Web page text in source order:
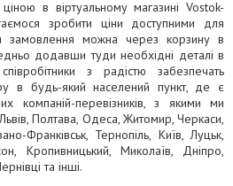
в віртуальному магазині Vostok-
зробити ціни доступними для
замовлення можна через корзину в
додавши туди необхідні деталі в
з радістю забезпечать
в будь-який населений пункт, де є
компаній-перевізників, з якими ми
Полтава, Одеса, Житомир, Черкаси,
Франківськ, Тернопіль, Київ, Луцьк,
Кропивницький, Миколаїв, Дніпро,
та інші.